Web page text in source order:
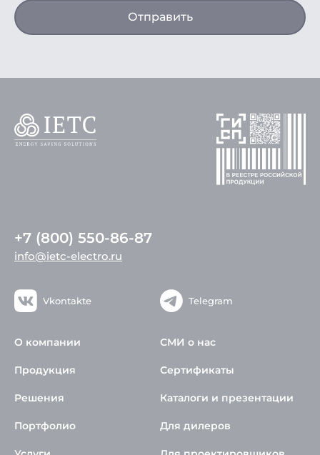
Отправить
+7 (800) 550-86-87
info@ietc-electro.ru
Vkontakte Telegram
О компании
Продукция
Решения
Портфолио
СМИ о нас
Сертификаты
Каталоги и презентации
Для дилеров